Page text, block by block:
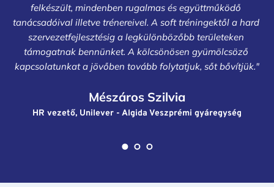
felkészült, mindenben rugalmas és együttműködő
tanácsadóival illetve trénereivel. A soft tréningektől a hard
szervezetfejlesztésig a legkülönbözőbb területeken
támogatnak bennünket. A kölcsönösen gyümölcsöző
kapcsolatunkat a jövőben tovább folytatjuk, sőt bővítjük."
Mészáros Szilvia
HR vezető, Unilever - Algida Veszprémi gyáregység